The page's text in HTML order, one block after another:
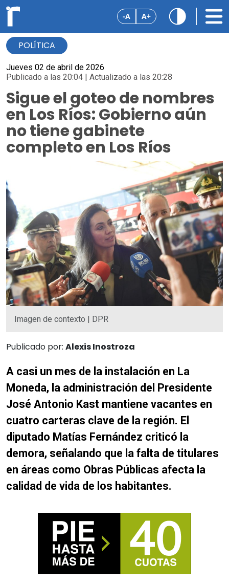
-A A+
POLÍTICA
Jueves 02 de abril de 2026
Publicado a las 20:04 | Actualizado a las 20:28
Sigue el goteo de nombres
en Los Ríos: Gobierno aún
no tiene gabinete
completo en Los Ríos
Imagen de contexto | DPR
Publicado por: Alexis Inostroza
A casi un mes de la instalación en La
Moneda, la administración del Presidente
José Antonio Kast mantiene vacantes en
cuatro carteras clave de la región. El
diputado Matías Fernández criticó la
demora, señalando que la falta de titulares
en áreas como Obras Públicas afecta la
calidad de vida de los habitantes.